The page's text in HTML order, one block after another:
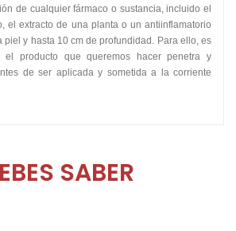
de cualquier fármaco o sustancia, incluido el
el extracto de una planta o un antiinflamatorio
piel y hasta 10 cm de profundidad. Para ello, es
el producto que queremos hacer penetra y
de ser aplicada y sometida a la corriente
SABER